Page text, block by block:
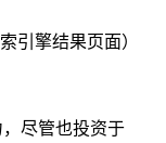
引擎结果页面）
尽管也投资于